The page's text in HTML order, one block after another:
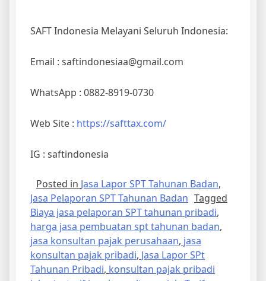
SAFT Indonesia Melayani Seluruh Indonesia:
Email : saftindonesiaa@gmail.com
WhatsApp : 0882-8919-0730
Web Site : https://safttax.com/
IG : saftindonesia
Posted in Jasa Lapor SPT Tahunan Badan,
Jasa Pelaporan SPT Tahunan Badan Tagged
Biaya jasa pelaporan SPT tahunan pribadi,
harga jasa pembuatan spt tahunan badan,
jasa konsultan pajak perusahaan, jasa
konsultan pajak pribadi, Jasa Lapor SPt
Tahunan Pribadi, konsultan pajak pribadi